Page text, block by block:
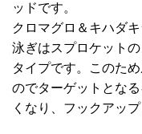
ッドです。
クロマグロ＆キハダキ
泳ぎはスプロケット
タイプです。このた
のでターゲットとな
くなり、フックアッ